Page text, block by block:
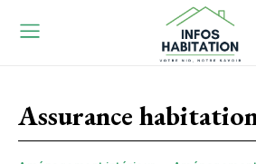
Assurance